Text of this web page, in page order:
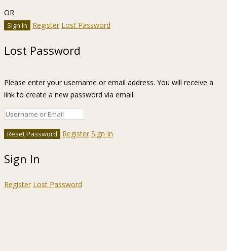
OR
Register Lost Password
Lost Password
Please enter your username or email address. You will receive a
link to create a new password via email.
Register Sign In
Sign In
Register Lost Password